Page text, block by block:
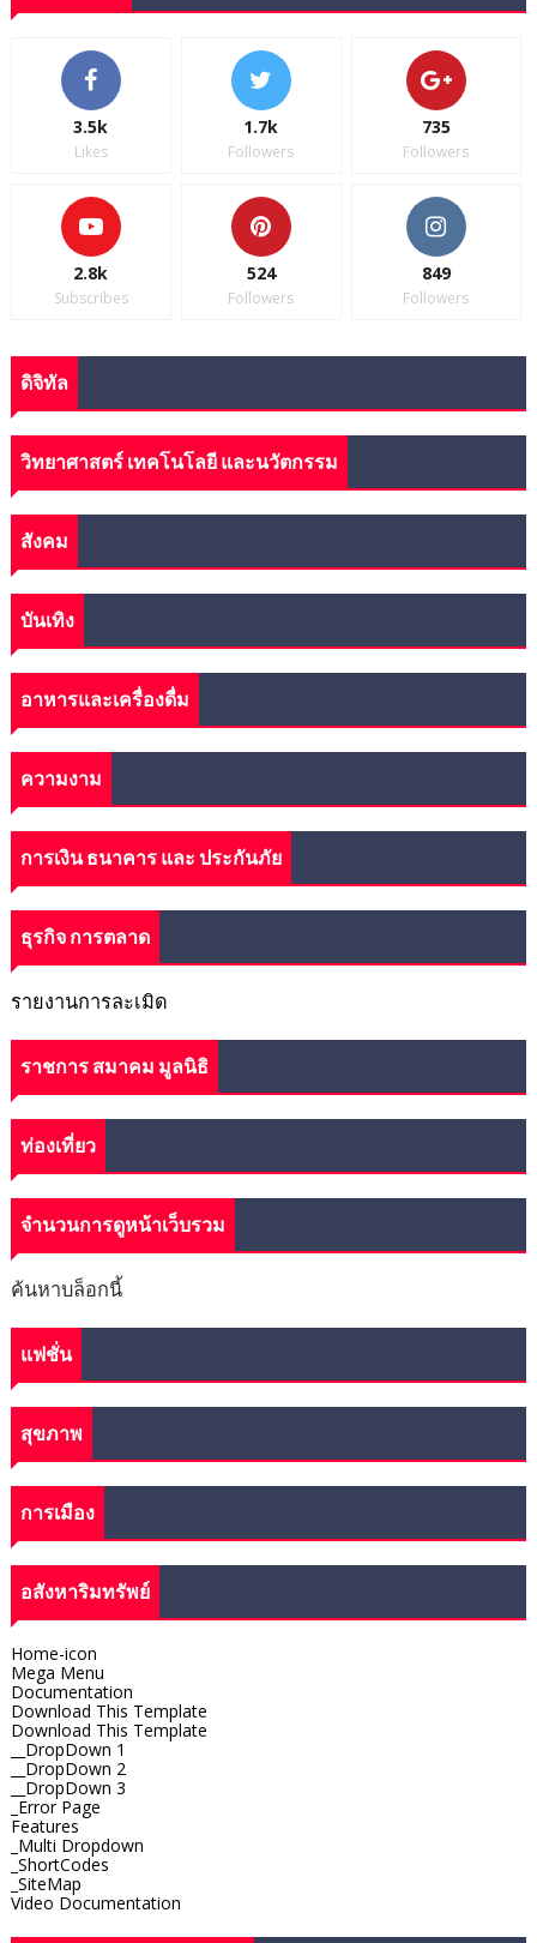
3.5k
Likes
1.7k
Followers
735
Followers
2.8k
Subscribes
524
Followers
849
Followers
ดิจิทัล
วิทยาศาสตร์ เทคโนโลยี และนวัตกรรม
สังคม
บันเทิง
อาหารและเครื่องดื่ม
ความงาม
การเงิน ธนาคาร และ ประกันภัย
ธุรกิจ การตลาด
รายงานการละเมิด
ราชการ สมาคม มูลนิธิ
ท่องเที่ยว
จำนวนการดูหน้าเว็บรวม
ค้นหาบล็อกนี้
แฟชั่น
สุขภาพ
การเมือง
อสังหาริมทรัพย์
Home-icon
Mega Menu
Documentation
Download This Template
Download This Template
__DropDown 1
__DropDown 2
__DropDown 3
_Error Page
Features
_Multi Dropdown
_ShortCodes
_SiteMap
Video Documentation